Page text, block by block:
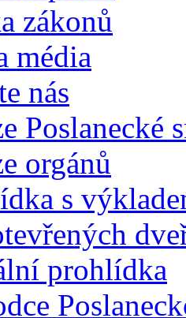
zákonů
média
nás
Poslanecké
orgánů
s
prohlídka